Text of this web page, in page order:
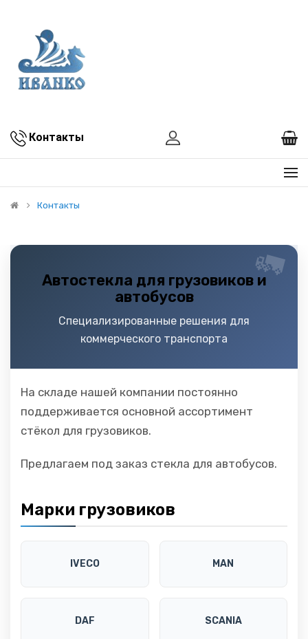
Контакты
Контакты
Автостекла для грузовиков и
автобусов
Специализированные решения для
коммерческого транспорта
На складе нашей компании постоянно
поддерживается основной ассортимент
стёкол для грузовиков.
Предлагаем под заказ стекла для автобусов.
Марки грузовиков
IVECO MAN
DAF SCANIA